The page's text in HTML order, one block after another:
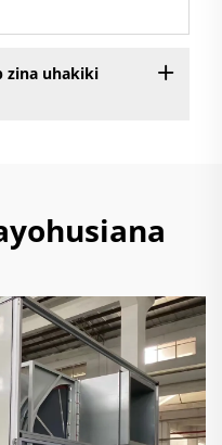
zina uhakiki